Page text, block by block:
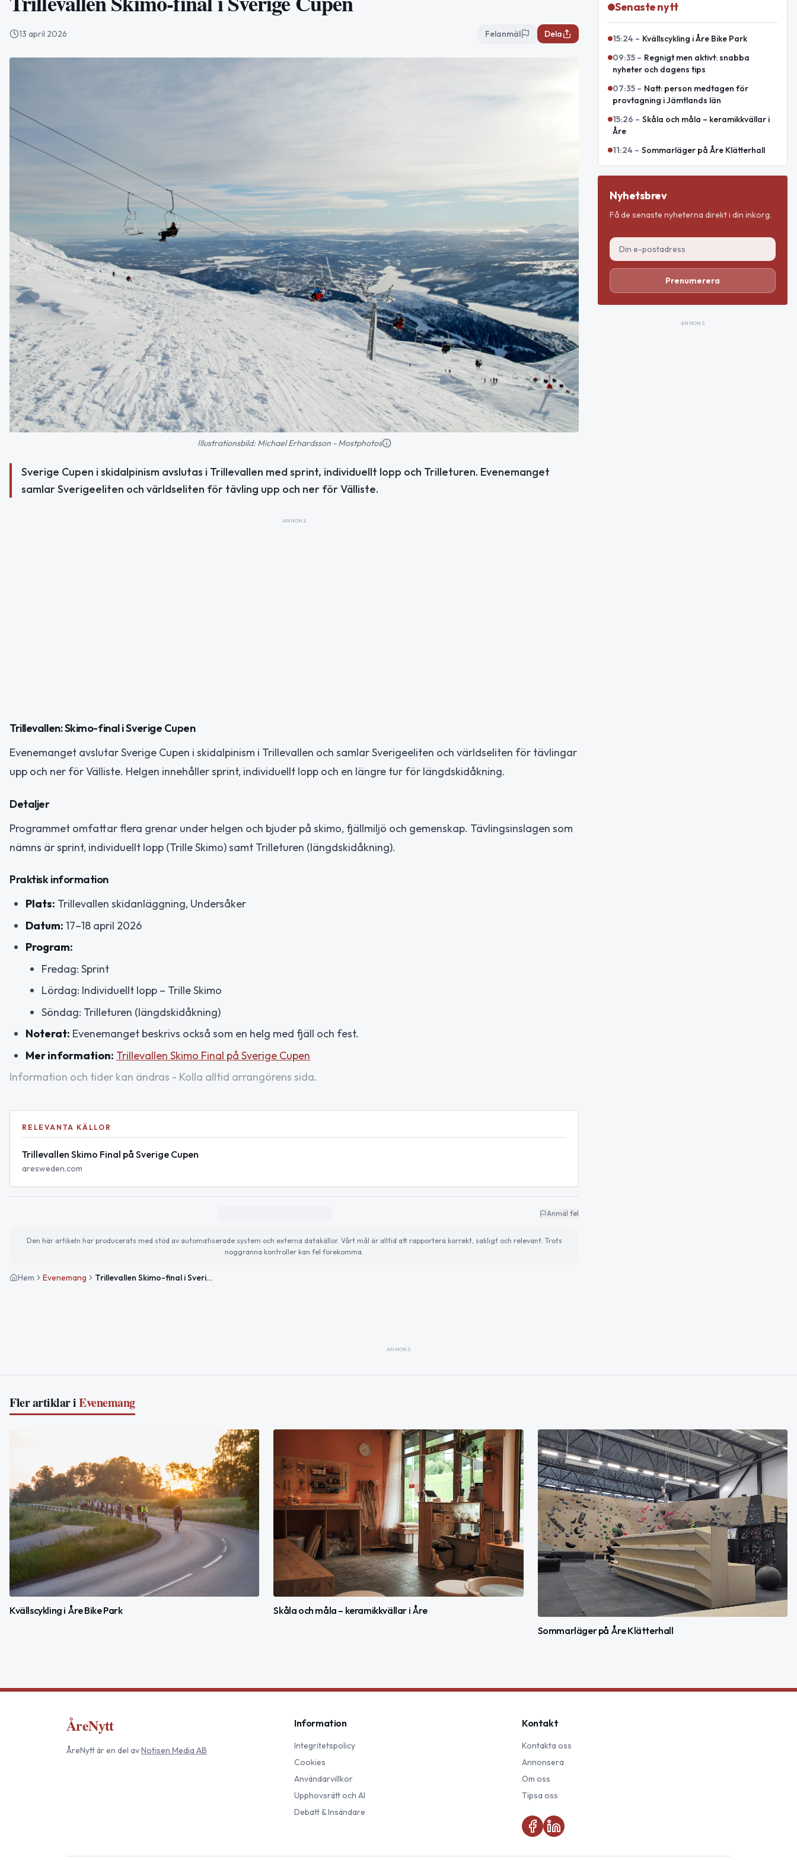
13 april 2026 Felanmäl Dela
Illustrationsbild: Michael Erhardsson - Mostphotos
Sverige Cupen i skidalpinism avslutas i Trillevallen med sprint, individuellt lopp och Trilleturen. Evenemanget
samlar Sverigeeliten och världseliten för tävling upp och ner för Välliste.
ANNONS
Trillevallen: Skimo-final i Sverige Cupen
Evenemanget avslutar Sverige Cupen i skidalpinism i Trillevallen och samlar Sverigeeliten och världseliten för tävlingar
upp och ner för Välliste. Helgen innehåller sprint, individuellt lopp och en längre tur för längdskidåkning.
Detaljer
Programmet omfattar flera grenar under helgen och bjuder på skimo, fjällmiljö och gemenskap. Tävlingsinslagen som
nämns är sprint, individuellt lopp (Trille Skimo) samt Trilleturen (längdskidåkning).
Praktisk information
Plats: Trillevallen skidanläggning, Undersåker
Datum: 17–18 april 2026
Program:
Fredag: Sprint
Lördag: Individuellt lopp – Trille Skimo
Söndag: Trilleturen (längdskidåkning)
Noterat: Evenemanget beskrivs också som en helg med fjäll och fest.
Mer information: Trillevallen Skimo Final på Sverige Cupen
Information och tider kan ändras - Kolla alltid arrangörens sida.
RELEVANTA KÄLLOR
Trillevallen Skimo Final på Sverige Cupen
aresweden.com
Anmäl fel
Den här artikeln har producerats med stöd av automatiserade system och externa datakällor. Vårt mål är alltid att rapportera korrekt, sakligt och relevant. Trots
noggranna kontroller kan fel förekomma.
Hem Evenemang Trillevallen Skimo-final i Sverige Cupen
Senaste nytt
15:24 – Kvällscykling i Åre Bike Park
09:35 – Regnigt men aktivt: snabba
nyheter och dagens tips
07:35 – Natt: person medtagen för
provtagning i Jämtlands län
15:26 – Skåla och måla – keramikkvällar i
Åre
11:24 – Sommarläger på Åre Klätterhall
Nyhetsbrev
Få de senaste nyheterna direkt i din inkorg.
Prenumerera
ANNONS
ANNONS
Fler artiklar iEvenemang
Kvällscykling i Åre Bike Park
Skåla och måla – keramikkvällar i Åre
Sommarläger på Åre Klätterhall
ÅreNytt
ÅreNyttär en del avNotisen Media AB
Information
Integritetspolicy
Cookies
Användarvillkor
Upphovsrätt och AI
Debatt & Insändare
Kontakt
Kontakta oss
Annonsera
Om oss
Tipsa oss